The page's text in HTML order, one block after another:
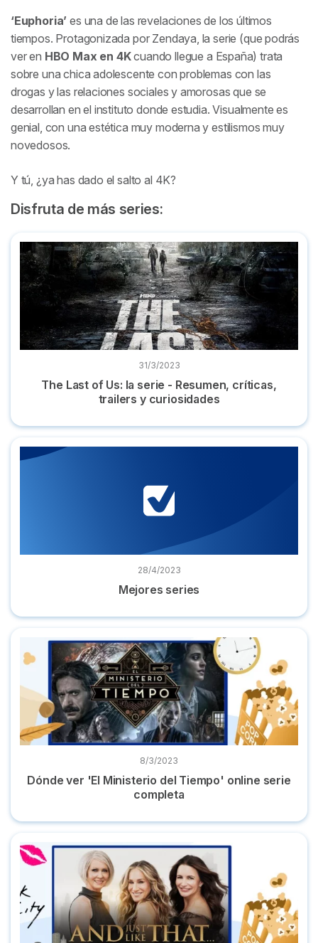
‘Euphoria’es una de las revelaciones de los últimos
tiempos. Protagonizada por Zendaya, la serie (que podrás
ver en HBO Max en 4Kcuando llegue a España) trata
sobre una chica adolescente con problemas con las
drogas y las relaciones sociales y amorosas que se
desarrollan en el instituto donde estudia. Visualmente es
genial, con una estética muy moderna y estilismos muy
novedosos.
Y tú, ¿ya has dado el salto al 4K?
Disfruta de más series:
The Last of Us: la serie - Resumen, críticas, trailers y
31/3/2023
The Last of Us: la serie - Resumen, críticas,
trailers y curiosidades
Mejores series
28/4/2023
Mejores series
Dónde ver 'El Ministerio del Tiempo' online serie completa
8/3/2023
Dónde ver 'El Ministerio del Tiempo' online serie
completa
Dónde ver 'And just like that' online la serie en castellano